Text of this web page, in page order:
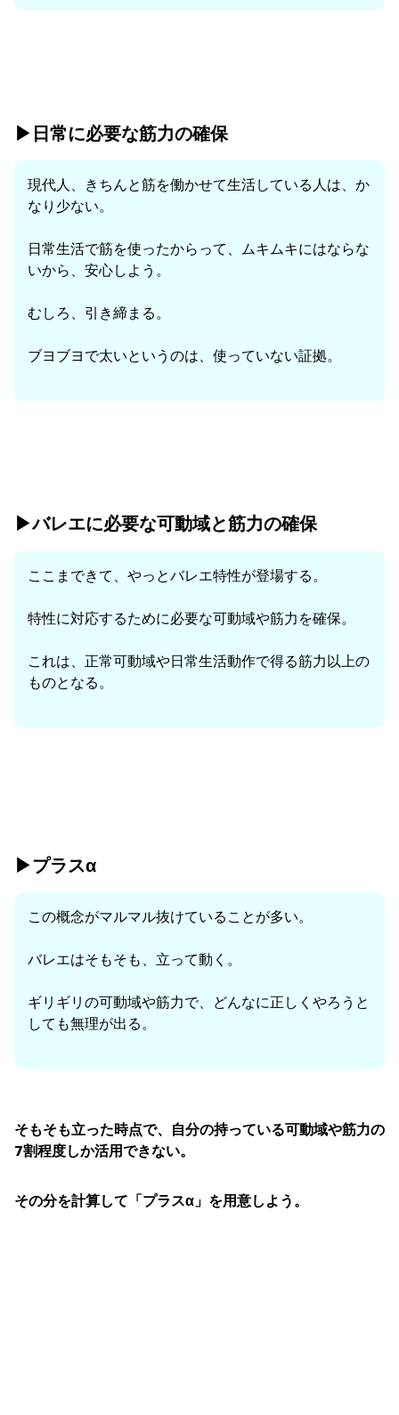
▶︎日常に必要な筋力の確保
現代人、きちんと筋を働かせて生活している人は、か
なり少ない。
日常生活で筋を使ったからって、ムキムキにはならな
いから、安心しよう。
むしろ、引き締まる。
ブヨブヨで太いというのは、使っていない証拠。
▶︎バレエに必要な可動域と筋力の確保
ここまできて、やっとバレエ特性が登場する。
特性に対応するために必要な可動域や筋力を確保。
これは、正常可動域や日常生活動作で得る筋力以上の
ものとなる。
▶︎プラスα
この概念がマルマル抜けていることが多い。
バレエはそもそも、立って動く。
ギリギリの可動域や筋力で、どんなに正しくやろうと
しても無理が出る。
そもそも立った時点で、自分の持っている可動域や筋力の
7割程度しか活用できない。
その分を計算して「プラスα」を用意しよう。